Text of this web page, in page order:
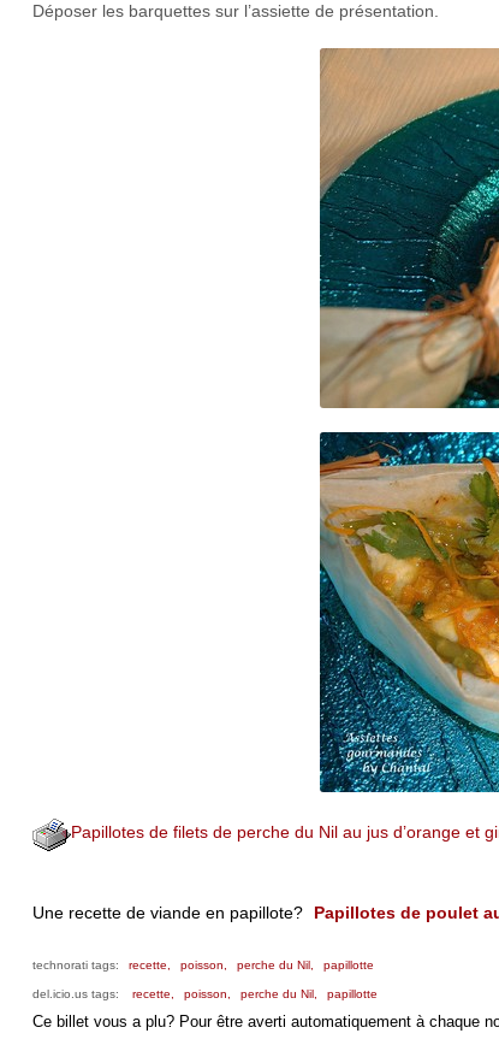
Déposer les barquettes sur l’assiette de présentation.
Papillotes de filets de perche du Nil au jus d’orange et
Une recette de viande en papillote? Papillotes de poulet
technorati tags: recette, poisson, perche du Nil, papillotte
del.icio.us tags: recette, poisson, perche du Nil, papillotte
Ce billet vous a plu? Pour être averti automatiquement à chaque